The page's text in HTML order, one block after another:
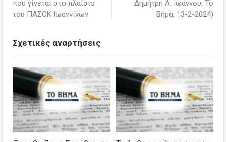
που γίνεται στο πλαίσιο
του ΠΑΣΟΚ Ιωαννίνων
Δημήτρη Α. Ιωάννου, Το
Βήμα, 13-2-2024)
Σχετικές αναρτήσεις